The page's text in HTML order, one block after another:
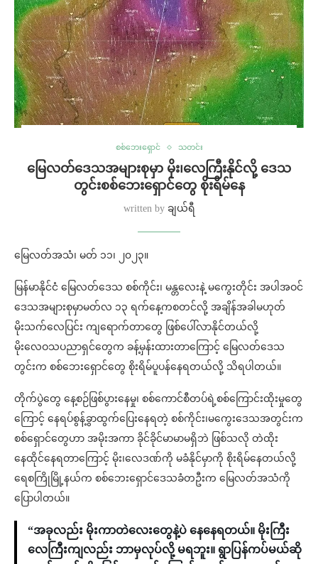
စစ်ဘေးရှောင် သတင်း
မြေလတ်ဒေသအများစုမှာ မိုး၊လေကြီးနိုင်လို့ ဒေသ
တွင်းစစ်ဘေးရှောင်တွေ စိုးရိမ်နေ
written by ချယ်ရီ
မြေလတ်အသံ၊ မတ် ၁၁၊ ၂၀၂၃။
မြန်မာနိုင်ငံ မြေလတ်ဒေသ စစ်ကိုင်း၊ မန္တလေးနဲ့ မကွေးတိုင်း အပါအဝင်
ဒေသအများစုမှာမတ်လ ၁၃ ရက်နေ့ကစတင်လို့ အချိန်အခါမဟုတ်
မိုးသက်လေပြင်း ကျရောက်တာတွေ ဖြစ်ပေါ်လာနိုင်တယ်လို့
မိုးလေဝသပညာရှင်တွေက ခန့်မှန်းထားတာကြောင့် မြေလတ်ဒေသ
တွင်းက စစ်ဘေးရှောင်တွေ စိုးရိမ်ပူပန်နေရတယ်လို့ သိရပါတယ်။
တိုက်ပွဲတွေ နေ့စဉ်ဖြစ်ပွားနေမှု၊ စစ်ကောင်စီတပ်ရဲ့စစ်ကြောင်းထိုးမှုတွေ
ကြောင့် နေရပ်စွန့်ခွာထွက်ပြေးနေရတဲ့ စစ်ကိုင်း၊မကွေးဒေသအတွင်းက
စစ်ရှောင်တွေဟာ အမိုးအကာ ခိုင်ခိုင်မာမာမရှိဘဲ ဖြစ်သလို တဲထိုး
နေထိုင်နေရတာကြောင့် မိုး၊လေဒဏ်ကို မခံနိုင်မှာကို စိုးရိမ်နေတယ်လို့
ရေစကြိုမြို့နယ်က စစ်ဘေးရှောင်ဒေသခံတဦးက မြေလတ်အသံကို
ပြောပါတယ်။
“အခုလည်း မိုးကာတဲလေးတွေနဲ့ပဲ နေနေရတယ်။ မိုးကြီး
လေကြီးကျလည်း ဘာမှလုပ်လို့ မရဘူး။ ရွာပြန်ကပ်မယ်ဆို